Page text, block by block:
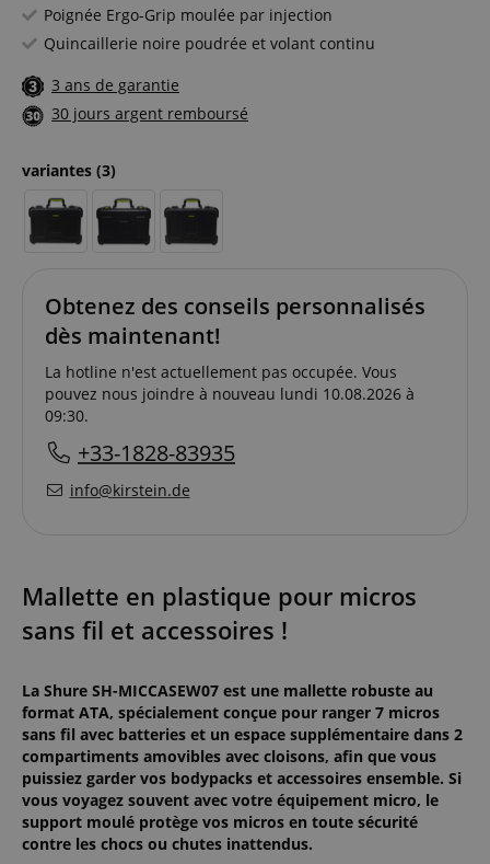
Poignée Ergo-Grip moulée par injection
Quincaillerie noire poudrée et volant continu
3 ans de garantie
30 jours argent remboursé
variantes (3)
Obtenez des conseils personnalisés
dès maintenant!
La hotline n'est actuellement pas occupée. Vous
pouvez nous joindre à nouveau lundi 10.08.2026 à
09:30.
+33-1828-83935
info@kirstein.de
Mallette en plastique pour micros
sans fil et accessoires !
La Shure SH-MICCASEW07 est une mallette robuste au
format ATA, spécialement conçue pour ranger 7 micros
sans fil avec batteries et un espace supplémentaire dans 2
compartiments amovibles avec cloisons, afin que vous
puissiez garder vos bodypacks et accessoires ensemble. Si
vous voyagez souvent avec votre équipement micro, le
support moulé protège vos micros en toute sécurité
contre les chocs ou chutes inattendus.